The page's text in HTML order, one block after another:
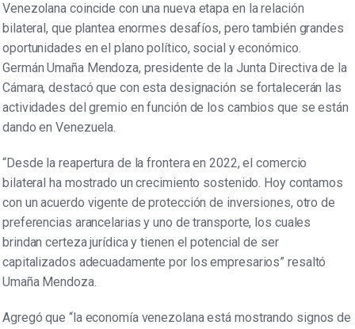
Venezolana coincide con una nueva etapa en la relación
bilateral, que plantea enormes desafíos, pero también grandes
oportunidades en el plano político, social y económico.
Germán Umaña Mendoza, presidente de la Junta Directiva de la
Cámara, destacó que con esta designación se fortalecerán las
actividades del gremio en función de los cambios que se están
dando en Venezuela.
“Desde la reapertura de la frontera en 2022, el comercio
bilateral ha mostrado un crecimiento sostenido. Hoy contamos
con un acuerdo vigente de protección de inversiones, otro de
preferencias arancelarias y uno de transporte, los cuales
brindan certeza jurídica y tienen el potencial de ser
capitalizados adecuadamente por los empresarios” resaltó
Umaña Mendoza.
Agregó que “la economía venezolana está mostrando signos de